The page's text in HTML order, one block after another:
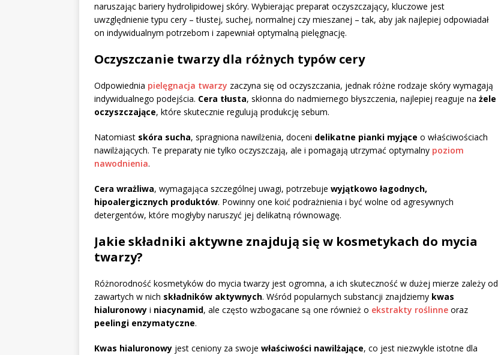
naruszając bariery hydrolipidowej skóry. Wybierając preparat oczyszczający, kluczowe jest
uwzględnienie typu cery – tłustej, suchej, normalnej czy mieszanej – tak, aby jak najlepiej odpowiadał
on indywidualnym potrzebom i zapewniał optymalną pielęgnację.
Oczyszczanie twarzy dla różnych typów cery
Odpowiednia pielęgnacja twarzy zaczyna się od oczyszczania, jednak różne rodzaje skóry wymagają
indywidualnego podejścia. Cera tłusta, skłonna do nadmiernego błyszczenia, najlepiej reaguje na żele
oczyszczające, które skutecznie regulują produkcję sebum.
Natomiast skóra sucha, spragniona nawilżenia, doceni delikatne pianki myjące o właściwościach
nawilżających. Te preparaty nie tylko oczyszczają, ale i pomagają utrzymać optymalny poziom
nawodnienia.
Cera wrażliwa, wymagająca szczególnej uwagi, potrzebuje wyjątkowo łagodnych,
hipoalergicznych produktów. Powinny one koić podrażnienia i być wolne od agresywnych
detergentów, które mogłyby naruszyć jej delikatną równowagę.
Jakie składniki aktywne znajdują się w kosmetykach do mycia
twarzy?
Różnorodność kosmetyków do mycia twarzy jest ogromna, a ich skuteczność w dużej mierze zależy od
zawartych w nich składników aktywnych. Wśród popularnych substancji znajdziemy kwas
hialuronowy i niacynamid, ale często wzbogacane są one również o ekstrakty roślinne oraz
peelingi enzymatyczne.
Kwas hialuronowy jest ceniony za swoje właściwości nawilżające, co jest niezwykle istotne dla